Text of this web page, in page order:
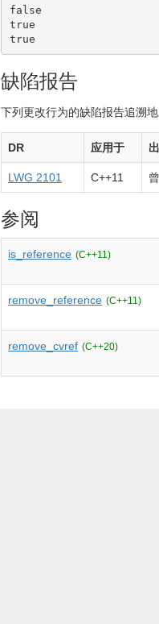
false
true
true
缺陷报告
下列更改行为的缺陷报告追溯
DR 应用于
LWG 2101 C++11
参阅
is_reference (C++11)
remove_reference (C++11)
remove_cvref (C++20)